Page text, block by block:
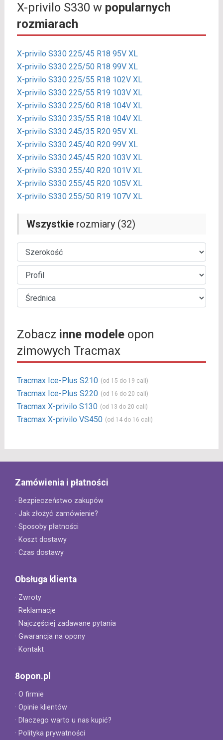
X-privilo S330 w popularnych
rozmiarach
X-privilo S330 225/45 R18 95V XL
X-privilo S330 225/50 R18 99V XL
X-privilo S330 225/55 R18 102V XL
X-privilo S330 225/55 R19 103V XL
X-privilo S330 225/60 R18 104V XL
X-privilo S330 235/55 R18 104V XL
X-privilo S330 245/35 R20 95V XL
X-privilo S330 245/40 R20 99V XL
X-privilo S330 245/45 R20 103V XL
X-privilo S330 255/40 R20 101V XL
X-privilo S330 255/45 R20 105V XL
X-privilo S330 255/50 R19 107V XL
Wszystkierozmiary (32)
Zobacz inne modeleopon
zimowych Tracmax
Tracmax Ice-Plus S210 (od 15 do 19 cali)
Tracmax Ice-Plus S220 (od 16 do 20 cali)
Tracmax X-privilo S130 (od 13 do 20 cali)
Tracmax X-privilo VS450 (od 14 do 16 cali)
Zamówienia i płatności
· Bezpieczeństwo zakupów
· Jak złożyć zamówienie?
· Sposoby płatności
· Koszt dostawy
· Czas dostawy
Obsługa klienta
· Zwroty
· Reklamacje
· Najczęściej zadawane pytania
· Gwarancja na opony
· Kontakt
8opon.pl
· O firmie
· Opinie klientów
· Dlaczego warto u nas kupić?
· Polityka prywatności